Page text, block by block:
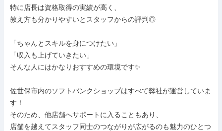
特に店長は資格取得の実績が高く、
教え方も分かりやすいとスタッフからの評判◎
「ちゃんとスキルを身につけたい」
「収入も上げていきたい」
そんな人にはかなりおすすめの環境です✨
佐世保市内のソフトバンクショップはすべて弊社が運営していま
す！
そのため、他店舗へサポートに入ることもあり、
店舗を越えてスタッフ同士のつながりが広がるのも魅力のひとつ